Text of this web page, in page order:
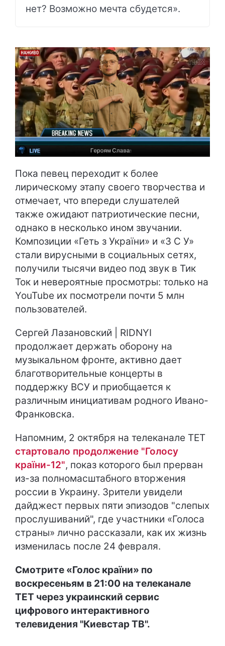
нет? Возможно мечта сбудется».
Пока певец переходит к более
лирическому этапу своего творчества и
отмечает, что впереди слушателей
также ожидают патриотические песни,
однако в несколько ином звучании.
Композиции «Геть з України» и «З С У»
стали вирусными в социальных сетях,
получили тысячи видео под звук в Тик
Ток и невероятные просмотры: только на
YouTube их посмотрели почти 5 млн
пользователей.
Сергей Лазановский | RIDNYI
продолжает держать оборону на
музыкальном фронте, активно дает
благотворительные концерты в
поддержку ВСУ и приобщается к
различным инициативам родного Ивано-
Франковска.
Напомним, 2 октября на телеканале ТЕТ
стартовало продолжение "Голосу
країни-12", показ которого был прерван
из-за полномасштабного вторжения
россии в Украину. Зрители увидели
дайджест первых пяти эпизодов "слепых
прослушиваний", где участники «Голоса
страны» лично рассказали, как их жизнь
изменилась после 24 февраля.
Смотрите «Голос країни» по
воскресеньям в 21:00 на телеканале
ТЕТ через украинский сервис
цифрового интерактивного
телевидения "Киевстар ТВ".